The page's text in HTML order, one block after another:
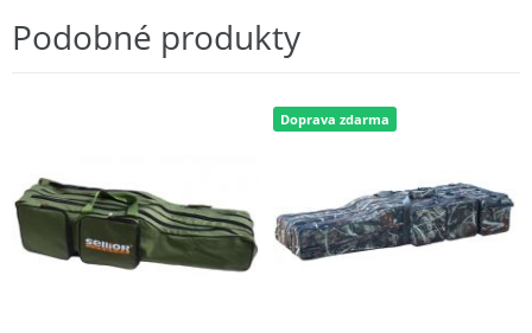
Podobné produkty
Doprava zdarma